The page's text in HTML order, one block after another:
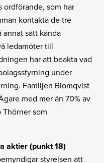
ordförande, som har
kontakta de tre
annat sätt kända
ledamöter till
har att beakta vad
under
Familjen Blomqvist
med mer än 70% av
som
aktier (punkt 18)
styrelsen att